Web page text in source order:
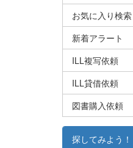
お気に入り検索
新着アラート
ILL複写依頼
ILL貸借依頼
図書購入依頼
探してみよう！